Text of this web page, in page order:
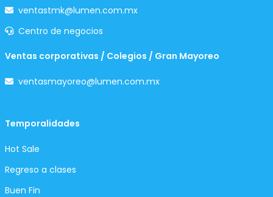
ventastmk@lumen.com.mx
Centro de negocios
Ventas corporativas / Colegios / Gran Mayoreo
ventasmayoreo@lumen.com.mx
Temporalidades
Hot Sale
Regreso a clases
Buen Fin